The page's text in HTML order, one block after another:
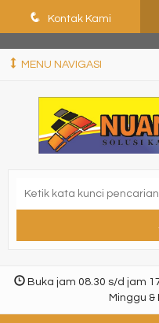
q Kontak Kami
MENU NAVIGASI
Buka jam 08.30 s/d jam
Minggu &